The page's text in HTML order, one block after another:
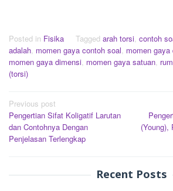
Posted in Fisika Tagged arah torsi, contoh
adalah, momen gaya contoh soal, momen
momen gaya dimensi, momen gaya satuan,
(torsi)
Post
navigation
Previous post
Pengertian Sifat Koligatif Larutan
dan Contohnya Dengan
Penjelasan Terlengkap
(Young),
Recent Posts